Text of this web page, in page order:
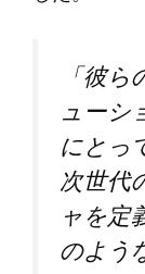
「彼
ューシ
にとっ
次世代
ャを定
のよう